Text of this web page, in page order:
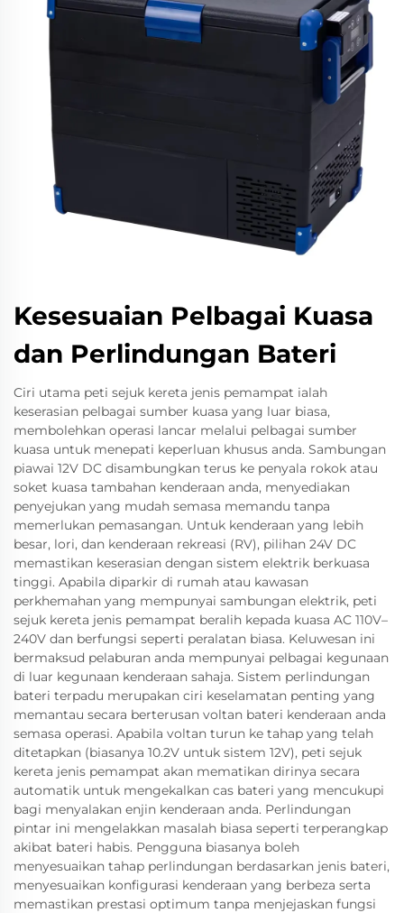
Kesesuaian Pelbagai Kuasa
dan Perlindungan Bateri
Ciri utama peti sejuk kereta jenis pemampat ialah
keserasian pelbagai sumber kuasa yang luar biasa,
membolehkan operasi lancar melalui pelbagai sumber
kuasa untuk menepati keperluan khusus anda. Sambungan
piawai 12V DC disambungkan terus ke penyala rokok atau
soket kuasa tambahan kenderaan anda, menyediakan
penyejukan yang mudah semasa memandu tanpa
memerlukan pemasangan. Untuk kenderaan yang lebih
besar, lori, dan kenderaan rekreasi (RV), pilihan 24V DC
memastikan keserasian dengan sistem elektrik berkuasa
tinggi. Apabila diparkir di rumah atau kawasan
perkhemahan yang mempunyai sambungan elektrik, peti
sejuk kereta jenis pemampat beralih kepada kuasa AC 110V–
240V dan berfungsi seperti peralatan biasa. Keluwesan ini
bermaksud pelaburan anda mempunyai pelbagai kegunaan
di luar kegunaan kenderaan sahaja. Sistem perlindungan
bateri terpadu merupakan ciri keselamatan penting yang
memantau secara berterusan voltan bateri kenderaan anda
semasa operasi. Apabila voltan turun ke tahap yang telah
ditetapkan (biasanya 10.2V untuk sistem 12V), peti sejuk
kereta jenis pemampat akan mematikan dirinya secara
automatik untuk mengekalkan cas bateri yang mencukupi
bagi menyalakan enjin kenderaan anda. Perlindungan
pintar ini mengelakkan masalah biasa seperti terperangkap
akibat bateri habis. Pengguna biasanya boleh
menyesuaikan tahap perlindungan berdasarkan jenis bateri,
menyesuaikan konfigurasi kenderaan yang berbeza serta
memastikan prestasi optimum tanpa menjejaskan fungsi